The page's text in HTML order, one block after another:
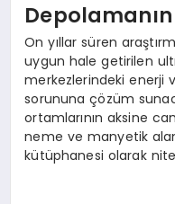
On yıllar süren
uygun hale getirilen
merkezlerindeki enerji
sorununa çözüm
ortamlarının aksine
neme ve manyetik
kütüphanesi olarak